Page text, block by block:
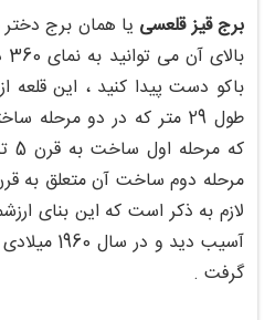
برج قیز قلعسی یا همان برج دختر
طول 29 متر که در دو
لازم به ذکر است که این بنای
آسیب دید و
گرفت .